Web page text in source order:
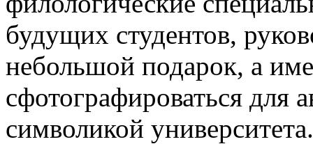
будущих студентов,
небольшой подарок, а
сфотографироваться для
символикой университета.